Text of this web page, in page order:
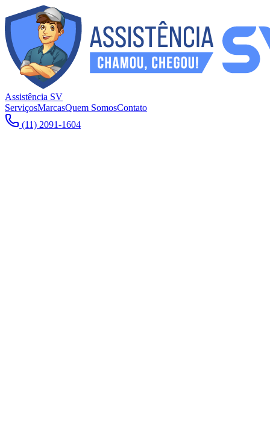
Assistência SV
ServiçosMarcasQuem SomosContato
(11) 2091-1604